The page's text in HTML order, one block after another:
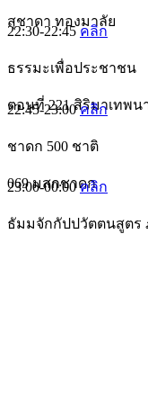
สุชาดา ทองมาลัย
22:30-22:45คลิก
ธรรมะเพื่อประชาชน
ตอนที่ 221 สิริมาเทพน
22:45-23:00คลิก
ชาดก 500 ชาติ
069 มสกชาดก
23:00-00:00คลิก
ธัมมจักกัปปวัตตนสูตร